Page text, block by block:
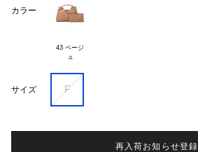
カラー
43 ベージ
サイズ F
再入荷お知らせ登録